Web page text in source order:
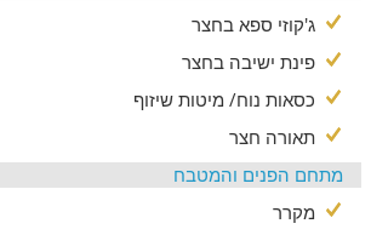
אקסטרים, תרבות וקולינריה
רחב של אפשרויות בקרבת הוילה: שמורות טבע
וטרקטורונים, חוות סוסים ופינות ליטוף, רחצה
רכיבה על אופניים, מסעדות מקומיות ועוד.
ג'קוזי ספא בחצר
פינת ישיבה בחצר
כסאות נוח/ מיטות שיזוף
תאורה חצר
מתחם הפנים והמטבח
מקרר